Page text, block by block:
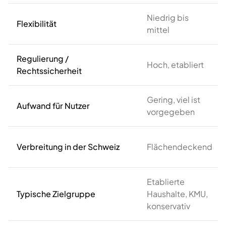
Flexibilität
Niedrig bis
mittel
Regulierung /
Rechtssicherheit
Hoch, etabliert
Aufwand für Nutzer
Gering, viel ist
vorgegeben
Verbreitung in der Schweiz Flächendeckend
Typische Zielgruppe
Etablierte
Haushalte, KMU,
konservativ